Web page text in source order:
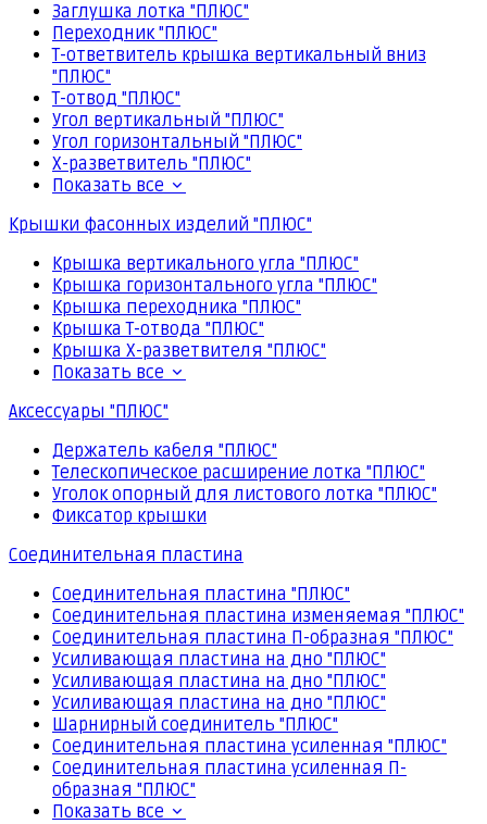
Заглушка лотка "ПЛЮС"
Переходник "ПЛЮС"
Т-ответвитель крышка вертикальный вниз
"ПЛЮС"
Т-отвод "ПЛЮС"
Угол вертикальный "ПЛЮС"
Угол горизонтальный "ПЛЮС"
Х-разветвитель "ПЛЮС"
Показать все
Крышки фасонных изделий "ПЛЮС"
Крышка вертикального угла "ПЛЮС"
Крышка горизонтального угла "ПЛЮС"
Крышка переходника "ПЛЮС"
Крышка Т-отвода "ПЛЮС"
Крышка Х-разветвителя "ПЛЮС"
Показать все
Аксессуары "ПЛЮС"
Держатель кабеля "ПЛЮС"
Телескопическое расширение лотка "ПЛЮС"
Уголок опорный для листового лотка "ПЛЮС"
Фиксатор крышки
Соединительная пластина
Соединительная пластина "ПЛЮС"
Соединительная пластина изменяемая "ПЛЮС"
Соединительная пластина П-образная "ПЛЮС"
Усиливающая пластина на дно "ПЛЮС"
Усиливающая пластина на дно "ПЛЮС"
Усиливающая пластина на дно "ПЛЮС"
Шарнирный соединитель "ПЛЮС"
Соединительная пластина усиленная "ПЛЮС"
Соединительная пластина усиленная П-
образная "ПЛЮС"
Показать все